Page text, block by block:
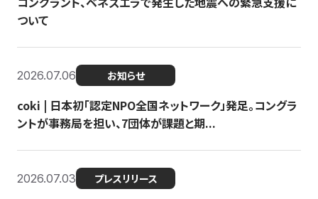
ついて
2026.07.06 お知らせ
coki | 日本初「認定NPO全国ネットワーク」発足。コングラ
ントが事務局を担い、7団体が課題と期...
2026.07.03 プレスリリース